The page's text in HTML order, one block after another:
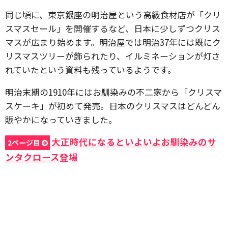
同じ頃に、東京銀座の明治屋という高級食材店が「クリ
スマスセール」を開催するなど、日本に少しずつクリス
マスが広まり始めます。明治屋では明治37年には既にク
リスマスツリーが飾られたり、イルミネーションが灯さ
れていたという資料も残っているようです。
明治末期の1910年にはお馴染みの不二家から「クリスマ
スケーキ」が初めて発売。日本のクリスマスはどんどん
賑やかになっていきました。
2ページ目
大正時代になるといよいよお馴染みのサ
ンタクロース登場